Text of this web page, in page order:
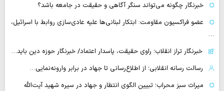
خبرنگار چگونه می‌تواند سنگر آگاهی و حقیقت در جامعه باشد؟
عضو فراکسیون مقاومت: ابتکار لبنانی‌ها علیه عادی‌سازی روابط با اسرائیل،
…
خبرنگار تراز انقلاب؛ راوی حقیقت، پاسدار اعتماد/ خبرنگار حوزه دین باید…
رسالت رسانه انقلابی؛ از اطلاع‌رسانی تا جهاد در برابر وارونه‌نمایی…
میراث سبز محراب؛ تبیین الگوی انتظار و جهاد در سیره شهید آیت‌الله